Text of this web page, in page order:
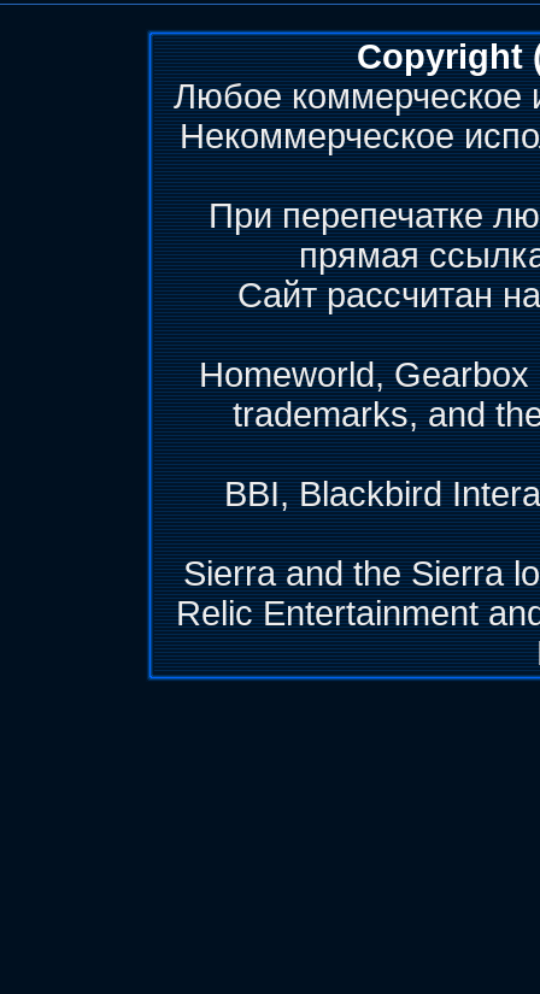
Copyright
Любое коммерческое
Некоммерческое
При перепечатке
прямая
Сайт рассчитан
Homeworld,
trademarks, and
BBI, Blackbird
Sierra and the Sierra
Relic Entertainment